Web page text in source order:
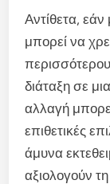
Αντίθετα,
μπορεί να
διάταξη σε
αλλαγή
επιθετικές
άμυνα
αξιολογούν